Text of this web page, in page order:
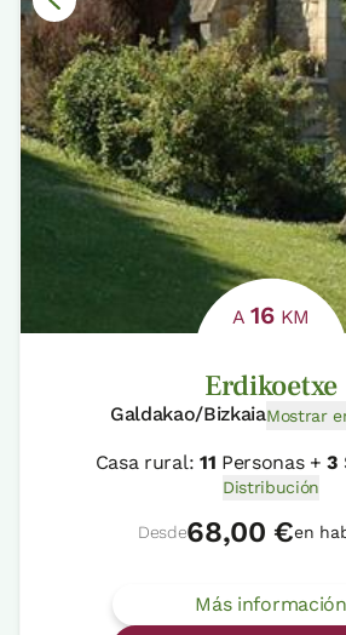
A16KM
Erdikoetxe
Galdakao/BizkaiaMostrar
Casa rural: 11 Personas +3
Distribución
Desde68,00 €en
Más información